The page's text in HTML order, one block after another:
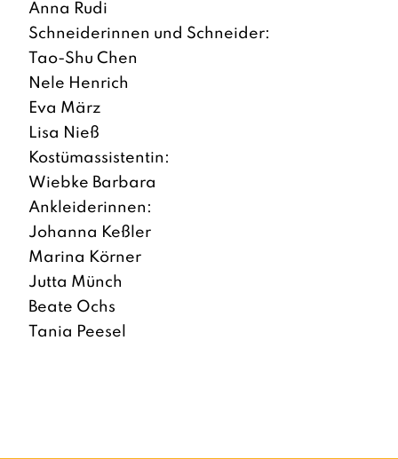
Anna Rudi
Schneiderinnen und Schneider:
Tao-Shu Chen
Nele Henrich
Eva März
Lisa Nieß
Kostümassistentin:
Wiebke Barbara
Ankleiderinnen:
Johanna Keßler
Marina Körner
Jutta Münch
Beate Ochs
Tania Peesel